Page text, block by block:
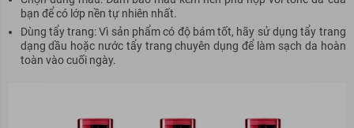
bạn để có lớp nền tự nhiên nhất.
Dùng tẩy trang: Vì sản phẩm có độ bám tốt, hãy sử dụng tẩy trang
dạng dầu hoặc nước tẩy trang chuyên dụng để làm sạch da hoàn
toàn vào cuối ngày.